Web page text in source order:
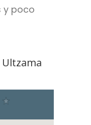
y poco
Ultzama